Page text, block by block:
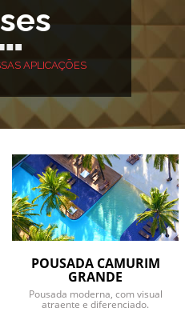
APLICAÇÕES
POUSADA CAMURIM
GRANDE
Pousada moderna, com visual
atraente e diferenciado.